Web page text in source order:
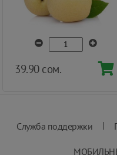
39.90 сом.
Служба поддержки |